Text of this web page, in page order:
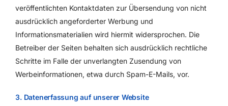
veröffentlichten Kontaktdaten zur Übersendung von nicht
ausdrücklich angeforderter Werbung und
Informationsmaterialien wird hiermit widersprochen. Die
Betreiber der Seiten behalten sich ausdrücklich rechtliche
Schritte im Falle der unverlangten Zusendung von
Werbeinformationen, etwa durch Spam-E-Mails, vor.
3. Datenerfassung auf unserer Website